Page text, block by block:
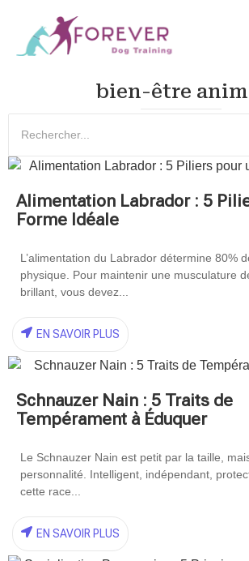
bien-être
Alimentation Labrador : 5
Forme Idéale
L’alimentation du Labrador détermine 80%
physique. Pour maintenir une musculature
brillant, vous devez...
EN SAVOIR PLUS
Schnauzer Nain : 5 Traits de
Tempérament à Éduquer
Le Schnauzer Nain est petit par la taille,
personnalité. Intelligent, indépendant,
cette race...
EN SAVOIR PLUS